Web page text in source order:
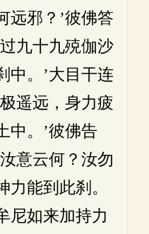
远邪？’彼佛答
九十九殑伽沙
中。’大目干连
遥远，身力疲
中。’彼佛告
意云何？汝勿
力能到此刹。
尼如来加持力